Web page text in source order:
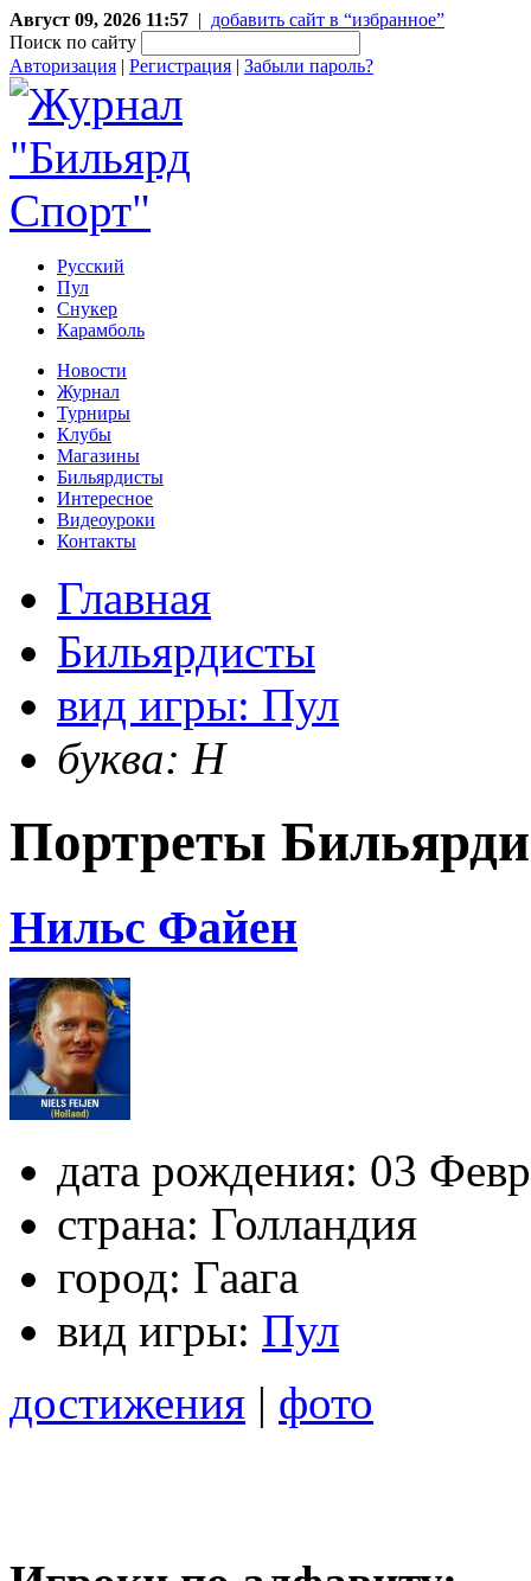
Август 09, 2026 11:57 | добавить сайт в “избранное”
Поиск по сайту
Авторизация | Регистрация | Забыли пароль?
Русский
Пул
Снукер
Карамболь
Новости
Журнал
Турниры
Клубы
Магазины
Бильярдисты
Интересное
Видеоуроки
Контакты
Главная
Бильярдисты
вид игры: Пул
буква: Н
Портреты
Нильс Файен
дата рождения: 03
страна: Голландия
город: Гаага
вид игры: Пул
достижения | фото